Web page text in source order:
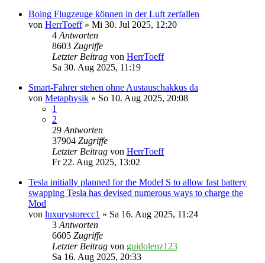
Boing Flugzeuge können in der Luft zerfallen
von HerrToeff» Mi 30. Jul 2025, 12:20
4Antworten
8603 Zugriffe
Letzter Beitrag von HerrToeff
Sa 30. Aug 2025, 11:19
Smart-Fahrer stehen ohne Austauschakkus da
von Metaphysik » So 10. Aug 2025, 20:08
1
2
29Antworten
37904 Zugriffe
Letzter Beitrag von HerrToeff
Fr 22. Aug 2025, 13:02
Tesla initially planned for the Model S to allow fast battery
swapping Tesla has devised numerous ways to charge the
Mod
von luxurystorecc1 » Sa 16. Aug 2025, 11:24
3Antworten
6605 Zugriffe
Letzter Beitrag von guidolenz123
Sa 16. Aug 2025, 20:33